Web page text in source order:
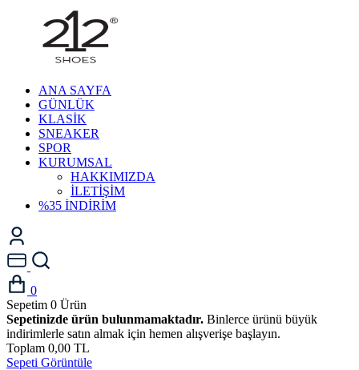
ANA SAYFA
GÜNLÜK
KLASİK
SNEAKER
SPOR
KURUMSAL
HAKKIMIZDA
İLETİŞİM
%35 İNDİRİM
0
Sepetim 0 Ürün
Sepetinizde ürün bulunmamaktadır. Binlerce ürünü büyük
indirimlerle satın almak için hemen alışverişe başlayın.
Toplam 0,00 TL
Sepeti Görüntüle